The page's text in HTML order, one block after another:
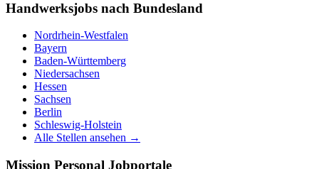
Handwerksjobs nach Bundesland
Nordrhein-Westfalen
Bayern
Baden-Württemberg
Niedersachsen
Hessen
Sachsen
Berlin
Schleswig-Holstein
Alle Stellen ansehen →
Mission Personal Jobportale